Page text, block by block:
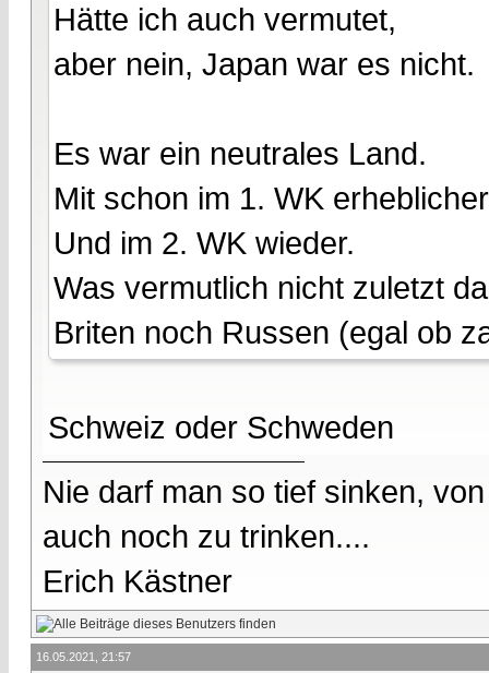
Hätte ich auch vermutet,
aber nein, Japan war es nicht.
Es war ein neutrales Land.
Mit schon im 1. WK
Und im 2. WK wieder.
Was vermutlich nicht zuletzt
Briten noch Russen (egal ob
Schweiz oder Schweden
Nie darf man so tief sinken,
auch noch zu trinken....
Erich Kästner
16.05.2021, 21:57